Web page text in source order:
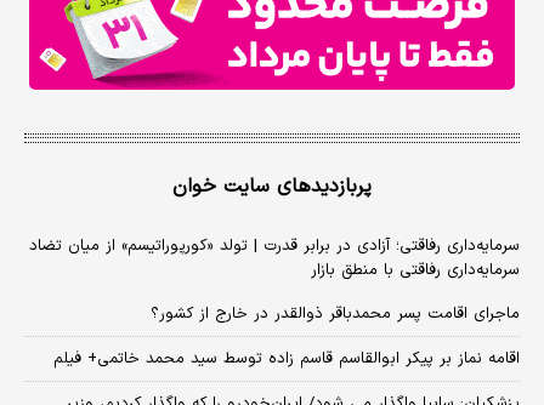
پربازدیدهای سایت خوان
سرمایه‌داری رفاقتی؛ آزادی در برابر قدرت | تولد «کورپوراتیسم» از میان تضاد
سرمایه‌داری رفاقتی با منطق بازار
ماجرای اقامت پسر محمدباقر ذوالقدر در خارج از کشور؟
اقامه نماز بر پیکر ابوالقاسم قاسم زاده توسط سید محمد خاتمی+ فیلم